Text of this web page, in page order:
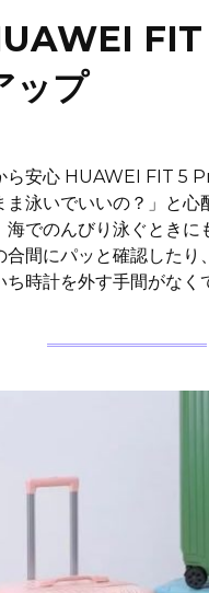
ップ
ら安心 HUAWEI FIT 5
ま泳いでいいの？」と
でのんびり泳ぐとき
間にパッと確認した
時計を外す手間がなく